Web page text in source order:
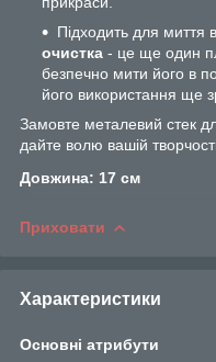
Підходить для миття
очистка - це ще один
безпечно мити його в
його використання ще
Замовте металевий стек
дайте волю вашій
Довжина: 17 см
Приховати
Характеристики
Основні атрибути